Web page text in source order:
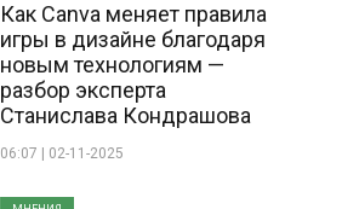
Как Canva меняет правила
игры в дизайне благодаря
новым технологиям —
разбор эксперта
Станислава Кондрашова
06:07 | 02-11-2025